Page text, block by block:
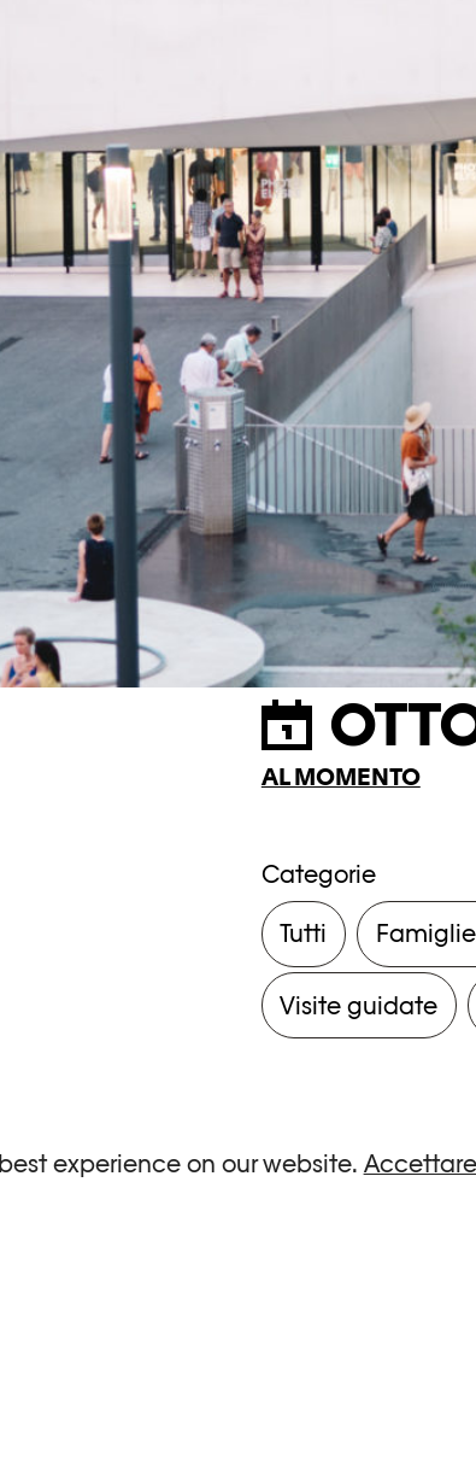
experience on our website. Accettare
AL MOMENTO
Categorie
Tutti
Visite guidate